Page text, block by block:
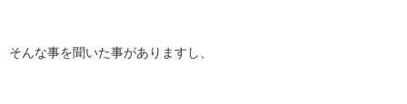
そんな事を聞いた事がありますし、